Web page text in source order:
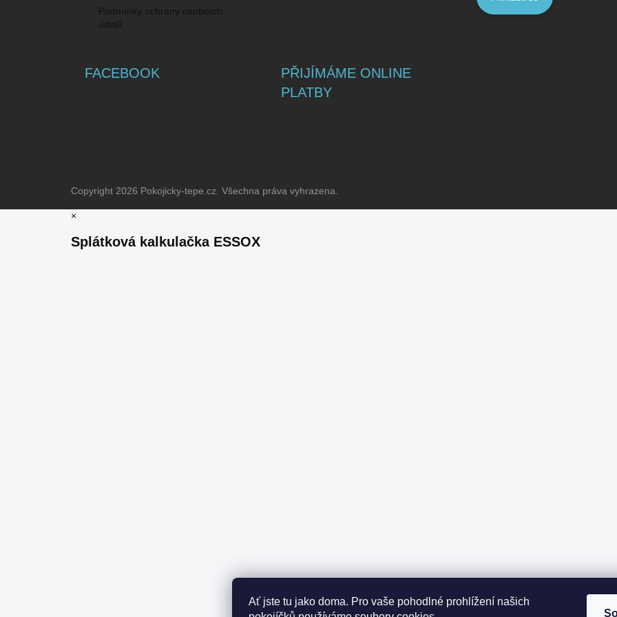
Ať jste tu jako doma. Pro vaše pohodlné prohlížení našich
Podmínky ochrany osobních
údajů
FACEBOOK
PŘIJÍMÁME ONLINE
PLATBY
Copyright 2026 Pokojicky-tepe.cz. Všechna práva vyhrazena.
×
Splátková kalkulačka ESSOX